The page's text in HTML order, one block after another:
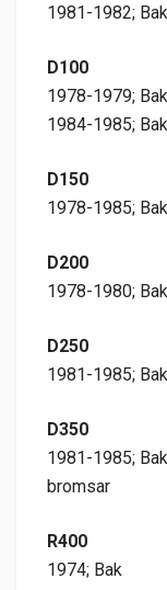
1981-1982; Bak
D100
1978-1979; Bak
1984-1985; Bak
D150
1978-1985; Bak
D200
1978-1980; Bak
D250
1981-1985; Bak
D350
1981-1985;
bromsar
R400
1974; Bak